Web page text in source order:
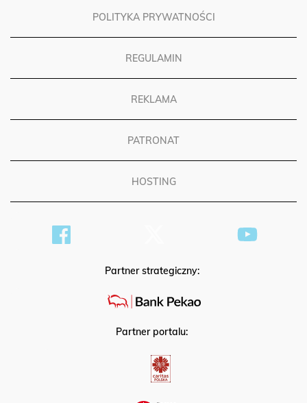
POLITYKA PRYWATNOŚCI
REGULAMIN
REKLAMA
PATRONAT
HOSTING
Partner strategiczny:
Partner portalu: